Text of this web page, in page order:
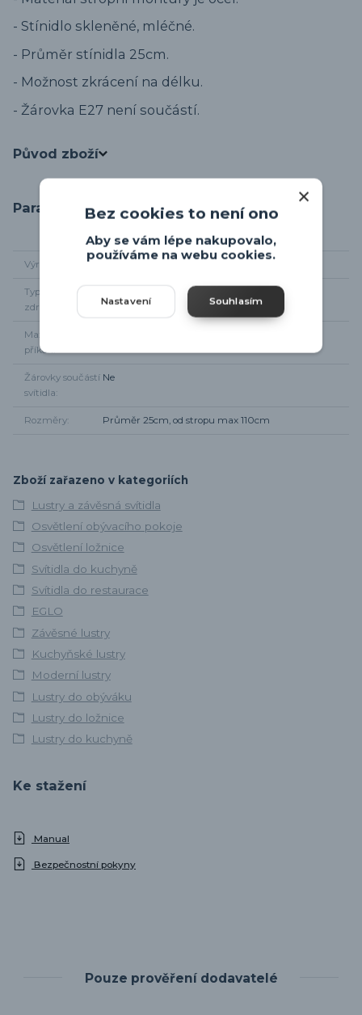
- Stínidlo skleněné, mléčné.
- Průměr stínidla 25cm.
- Možnost zkrácení na délku.
- Žárovka E27 není součástí.
Původ zboží
Parametry
Výrobce
Typ světelného
zdroje
Maximální
příkon
Žárovky součástí
svítidla
Ne
Rozměry Průměr 25cm, od stropu max 110cm
Zboží zařazeno v kategoriích
Lustry a závěsná svítidla
Osvětlení obývacího pokoje
Osvětlení ložnice
Svítidla do kuchyně
Svítidla do restaurace
EGLO
Závěsné lustry
Kuchyňské lustry
Moderní lustry
Lustry do obýváku
Lustry do ložnice
Lustry do kuchyně
Ke stažení
Manual
Bezpečnostní pokyny
Pouze prověření dodavatelé
Bez cookies to není ono
Aby se vám lépe nakupovalo,
používáme na webu cookies.
Nastavení Souhlasím